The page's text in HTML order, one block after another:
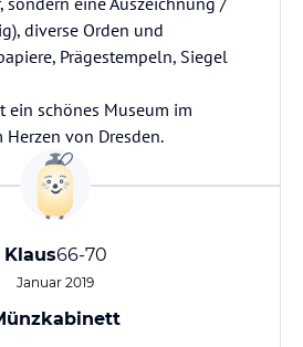
diverse Orden und
Prägestempeln, Siegel
ein schönes Museum im
Herzen von Dresden.
Klaus66-70
Januar 2019